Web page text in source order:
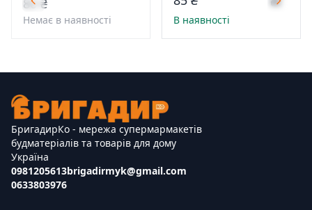
Немає в наявності В наявності
БригадирКо - мережа супермармакетів
будматеріалів та товарів для дому
Україна
0981205613
0633803976
brigadirmyk@gmail.com